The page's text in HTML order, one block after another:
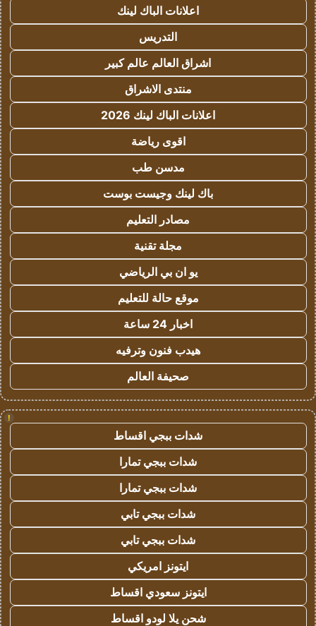
اعلانات الباك لينك
التدريس
اشراق العالم عالم كبير
منتدى الاشراق
اعلانات الباك لينك 2026
اقوى رياضة
مدسن طب
باك لينك وجيست بوست
مصادر التعليم
مجلة تقنية
يو ان بي الرياضي
موقع حالة للتعليم
اخبار 24 ساعة
هيدب فنون وترفيه
صحيفة العالم
!
شدات ببجي اقساط
شدات ببجي تمارا
شدات ببجي تمارا
شدات ببجي تابي
شدات ببجي تابي
ايتونز امريكي
ايتونز سعودي اقساط
شحن يلا لودو اقساط